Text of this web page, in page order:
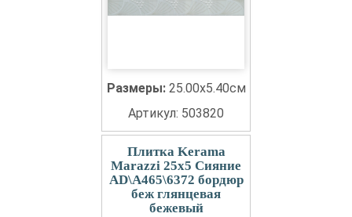
Размеры: 25.00x5.40см
Артикул: 503820
Плитка Kerama
Marazzi 25x5 Сияние
AD\A465\6372 бордюр
беж глянцевая
бежевый